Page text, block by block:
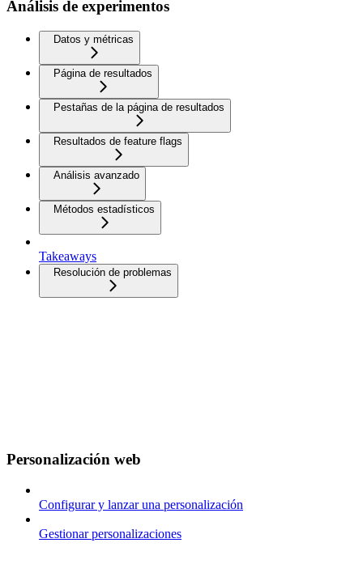
Análisis de experimentos
Datos y métricas
Página de resultados
Pestañas de la página de resultados
Resultados de feature flags
Análisis avanzado
Métodos estadísticos
Takeaways
Resolución de problemas
Personalización web
Configurar y lanzar una personalización
Gestionar personalizaciones